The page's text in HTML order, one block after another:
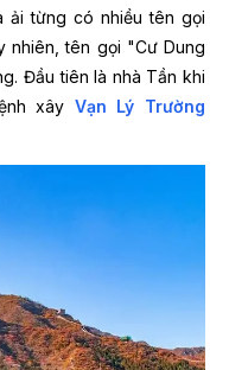
ải từng có nhiều tên gọi
nhiên, tên gọi "Cư Dung
Đầu tiên là nhà Tần khi
xây Vạn Lý Trường